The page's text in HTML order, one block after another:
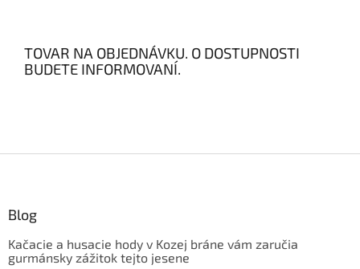
TOVAR NA OBJEDNÁVKU. O DOSTUPNOSTI
BUDETE INFORMOVANÍ.
Blog
Kačacie a husacie hody v Kozej bráne vám zaručia
gurmánsky zážitok tejto jesene